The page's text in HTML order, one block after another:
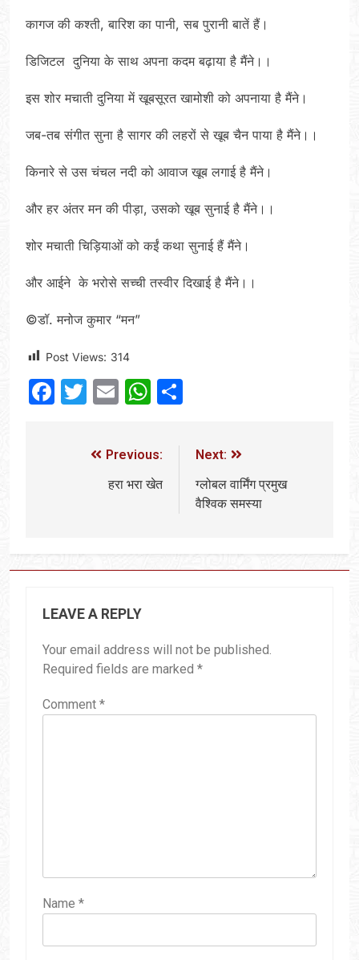
कागज की कश्ती, बारिश का पानी, सब पुरानी बातें हैं।
डिजिटल दुनिया के साथ अपना कदम बढ़ाया है मैंने।।
इस शोर मचाती दुनिया में खूबसूरत खामोशी को अपनाया है मैंने।
जब-तब संगीत सुना है सागर की लहरों से खूब चैन पाया है मैंने।।
किनारे से उस चंचल नदी को आवाज खूब लगाई है मैंने।
और हर अंतर मन की पीड़ा, उसको खूब सुनाई है मैंने।।
शोर मचाती चिड़ियाओं को कईं कथा सुनाई हैं मैंने।
और आईने के भरोसे सच्ची तस्वीर दिखाई है मैंने।।
©डॉ. मनोज कुमार “मन”
Post Views: 314
Facebook
Twitter
EmailWhatsApp
Previous:
हरा भरा खेत
Next:
ग्लोबल वार्मिंग प्रमुख
वैश्विक समस्या
LEAVE A REPLY
Your email address will not be published.
Required fields are marked *
Comment *
Name *